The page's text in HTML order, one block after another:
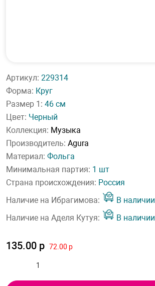
Артикул: 229314
Форма: Круг
Размер 1: 46 см
Цвет: Черный
Коллекция: Музыка
Производитель: Agura
Материал: Фольга
Минимальная партия: 1 шт
Страна происхождения: Россия
Наличие на Ибрагимова:
В наличии
Наличие на Аделя Кутуя:
В наличии
135.00 р 72.00 р